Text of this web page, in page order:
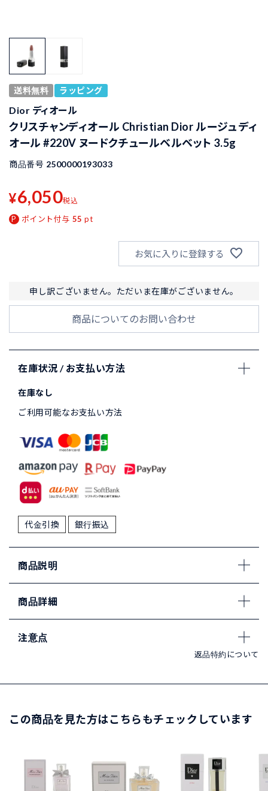
送料無料 ラッピング
Dior ディオール
クリスチャンディオール Christian Dior ルージュ ディ
オール #220V ヌードクチュールベルベット 3.5g
商品番号 2500000193033
¥6,050税込
ポイント付与 55 pt
お気に入りに登録する
申し訳ございません。ただいま在庫がございません。
商品についてのお問い合わせ
在庫状況 / お支払い方法
在庫なし
ご利用可能なお支払い方法
代金引換 銀行振込
商品説明
商品詳細
注意点
返品特約について
この商品を見た方はこちらもチェックしています